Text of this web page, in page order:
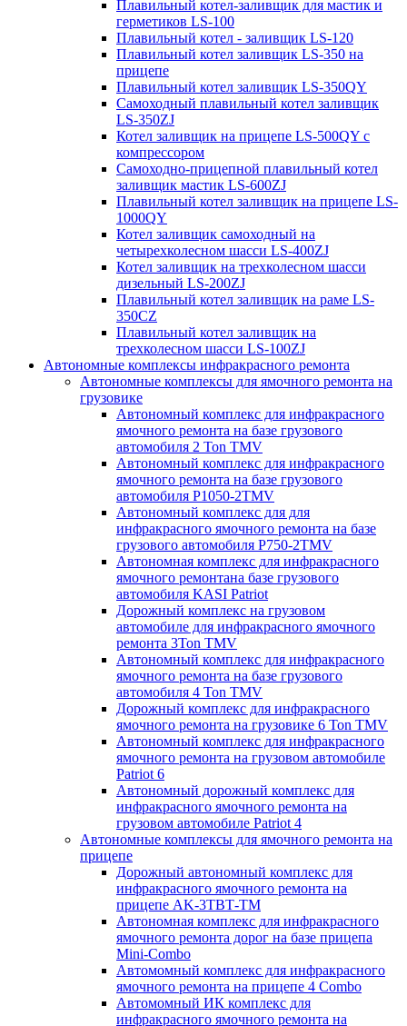
Плавильный котел-заливщик для мастик и
герметиков LS-100
Плавильный котел - заливщик LS-120
Плавильный котел заливщик LS-350 на
прицепе
Плавильный котел заливщик LS-350QY
Самоходный плавильный котел заливщик
LS-350ZJ
Котел заливщик на прицепе LS-500QY с
компрессором
Самоходно-прицепной плавильный котел
заливщик мастик LS-600ZJ
Плавильный котел заливщик на прицепе LS-
1000QY
Котел заливщик самоходный на
четырехколесном шасси LS-400ZJ
Котел заливщик на трехколесном шасси
дизельный LS-200ZJ
Плавильный котел заливщик на раме LS-
350CZ
Плавильный котел заливщик на
трехколесном шасси LS-100ZJ
Автономные комплексы инфракрасного ремонта
Автономные комплексы для ямочного ремонта на
грузовике
Автономный комплекс для инфракрасного
ямочного ремонта на базе грузового
автомобиля 2 Ton TMV
Автономный комплекс для инфракрасного
ямочного ремонта на базе грузового
автомобиля P1050-2TMV
Автономный комплекс для для
инфракрасного ямочного ремонта на базе
грузового автомобиля P750-2TMV
Автономная комплекс для инфракрасного
ямочного ремонтана базе грузового
автомобиля KASI Patriot
Дорожный комплекс на грузовом
автомобиле для инфракрасного ямочного
ремонта 3Ton TMV
Автономный комплекс для инфракрасного
ямочного ремонта на базе грузового
автомобиля 4 Ton TMV
Дорожный комплекс для инфракрасного
ямочного ремонта на грузовике 6 Ton TMV
Автономный комплекс для инфракрасного
ямочного ремонта на грузовом автомобиле
Patriot 6
Автономный дорожный комплекс для
инфракрасного ямочного ремонта на
грузовом автомобиле Patriot 4
Автономные комплексы для ямочного ремонта на
прицепе
Дорожный автономный комплекс для
инфракрасного ямочного ремонта на
прицепе AK-3ТВТ-ТМ
Автономная комплекс для инфракрасного
ямочного ремонта дорог на базе прицепа
Mini-Combo
Автомомный комплекс для инфракрасного
ямочного ремонта на прицепе 4 Combo
Автомомный ИК комплекс для
инфракрасного ямочного ремонта на